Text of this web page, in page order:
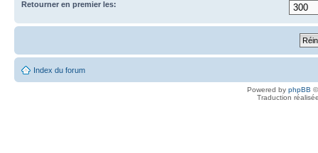
Retourner en premier les:
Index du forum
Powered by phpBB
Traduction